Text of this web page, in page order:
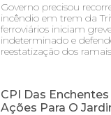
Governo precisou
incêndio em trem da
ferroviários iniciam
indeterminado e
reestatização dos
CPI Das
Ações Para O